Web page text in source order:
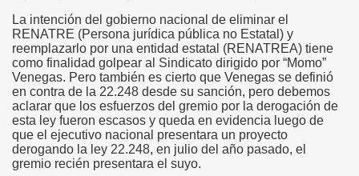
La intención del gobierno nacional de eliminar el
RENATRE (Persona jurídica pública no Estatal) y
reemplazarlo por una entidad estatal (RENATREA) tiene
como finalidad golpear al Sindicato dirigido por “Momo”
Venegas. Pero también es cierto que Venegas se definió
en contra de la 22.248 desde su sanción, pero debemos
aclarar que los esfuerzos del gremio por la derogación de
esta ley fueron escasos y queda en evidencia luego de
que el ejecutivo nacional presentara un proyecto
derogando la ley 22.248, en julio del año pasado, el
gremio recién presentara el suyo.